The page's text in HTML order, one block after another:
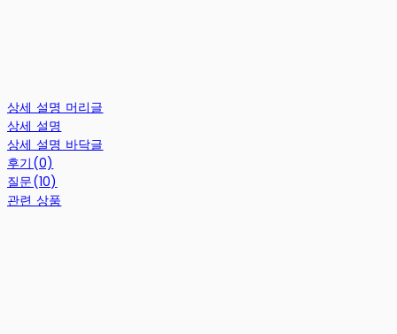
상세 설명 머리글
상세 설명
상세 설명 바닥글
후기(0)
질문(10)
관련 상품